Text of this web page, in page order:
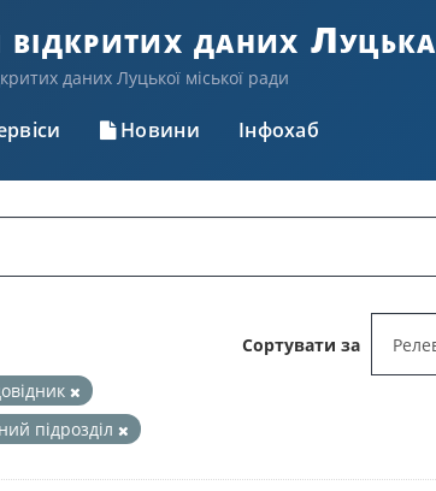
даних Луцька
даних Луцької міської ради
Новини Інфохаб
Сортувати за
підрозділ